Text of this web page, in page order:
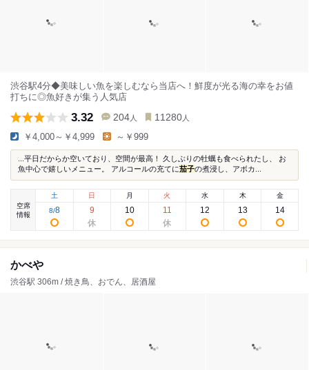
渋谷駅4分◆美味しい魚を楽しむなら当店へ！鮮度が光る海の幸をお値
打ちに◎魚好きが集う人気店
3.32 204 人 11280 人
￥4,000～￥4,999 ～￥999
...平日だからか空いており、空間が最高！ 久しぶりの牡蠣も食べられたし、 お
魚中心で嬉しいメニュー。 アルコールの充てに茄子の煮浸し、アボカ...
空席
情報
土
8/8
日
9
月
10
火
11
水
12
木
13
金
14
かべや
渋谷駅 306m / 焼き鳥、おでん、居酒屋